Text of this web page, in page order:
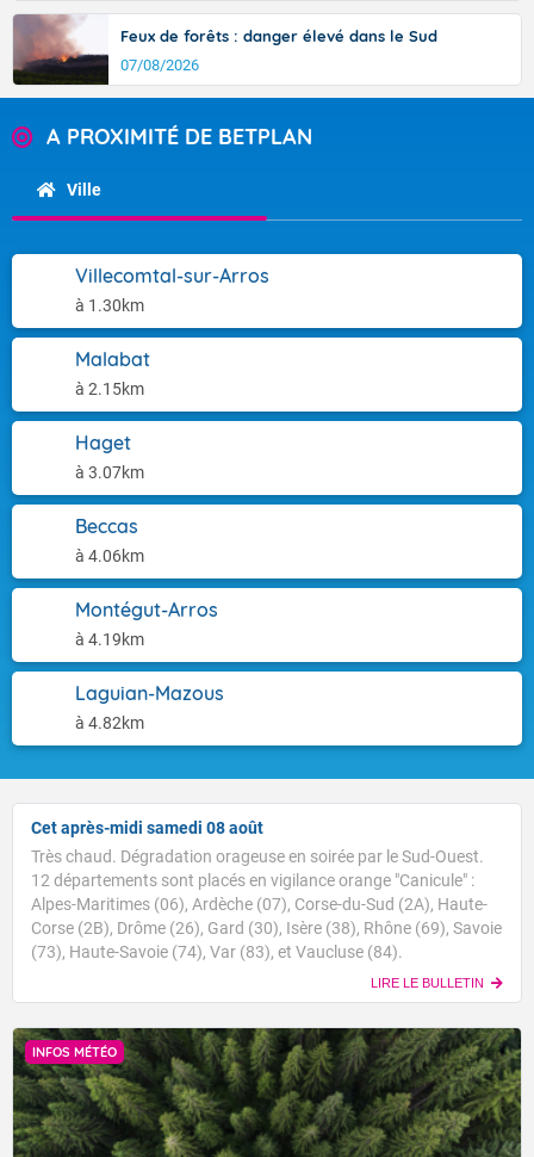
Feux de forêts : danger élevé dans le Sud
07/08/2026
A PROXIMITÉ DE BETPLAN
Ville
Villecomtal-sur-Arros
à 1.30km
Malabat
à 2.15km
Haget
à 3.07km
Beccas
à 4.06km
Montégut-Arros
à 4.19km
Laguian-Mazous
à 4.82km
Cet après-midi samedi 08 août
Très chaud. Dégradation orageuse en soirée par le Sud-Ouest.
12 départements sont placés en vigilance orange "Canicule" :
Alpes-Maritimes (06), Ardèche (07), Corse-du-Sud (2A), Haute-
Corse (2B), Drôme (26), Gard (30), Isère (38), Rhône (69), Savoie
(73), Haute-Savoie (74), Var (83), et Vaucluse (84).
LIRE LE BULLETIN
INFOS MÉTÉO